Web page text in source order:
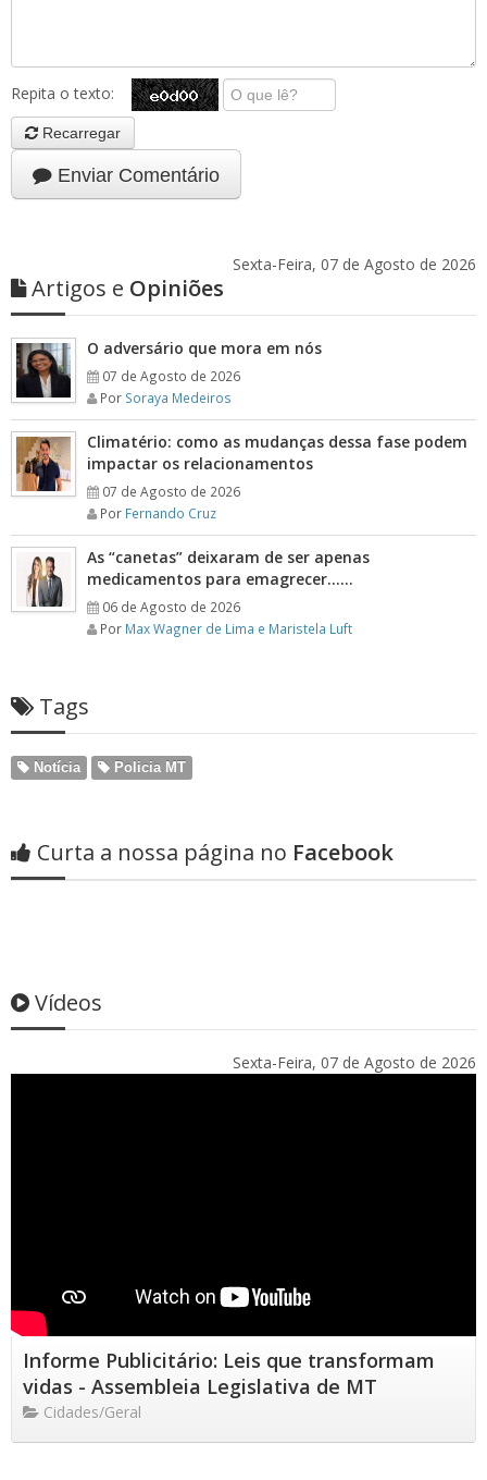
Repita o texto:
Recarregar
Enviar Comentário
Sexta-Feira, 07 de Agosto de 2026
Artigos e Opiniões
O adversário que mora em nós
07 de Agosto de 2026
Por Soraya Medeiros
Climatério: como as mudanças dessa fase podem
impactar os relacionamentos
07 de Agosto de 2026
Por Fernando Cruz
As “canetas” deixaram de ser apenas
medicamentos para emagrecer……
06 de Agosto de 2026
Por Max Wagner de Lima e Maristela Luft
Tags
Notícia Policia MT
Curta a nossa página no Facebook
Vídeos
Sexta-Feira, 07 de Agosto de 2026
Informe Publicitário: Leis que transformam
vidas - Assembleia Legislativa de MT
Cidades/Geral